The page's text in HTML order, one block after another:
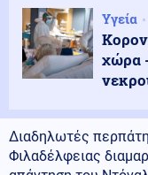
Υγεία
χώρα
Διαδηλωτές
Φιλαδέλφειας